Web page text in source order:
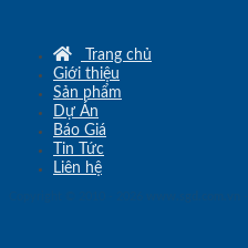
Trang chủ
Giới thiệu
Sản phẩm
Dự Án
Báo Giá
Tin Tức
Liên hệ